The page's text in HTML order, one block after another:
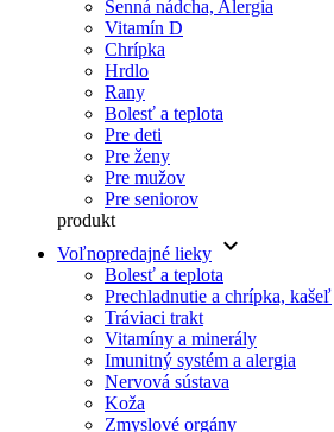
Senná nádcha, Alergia
Vitamín D
Chrípka
Hrdlo
Rany
Bolesť a teplota
Pre deti
Pre ženy
Pre mužov
Pre seniorov
produkt
Voľnopredajné lieky keyboard_arrow_down
Bolesť a teplota
Prechladnutie a chrípka, kašeľ
Tráviaci trakt
Vitamíny a minerály
Imunitný systém a alergia
Nervová sústava
Koža
Zmyslové orgány